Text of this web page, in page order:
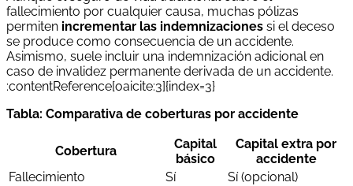
fallecimiento por cualquier causa, muchas pólizas
permiten incrementar las indemnizaciones si el deceso
se produce como consecuencia de un accidente.
Asimismo, suele incluir una indemnización adicional en
caso de invalidez permanente derivada de un accidente.
:contentReference[oaicite:3]{index=3}
Tabla: Comparativa de coberturas por accidente
Cobertura
Capital
básico
Capital extra por
accidente
Fallecimiento
Sí
Sí (opcional)